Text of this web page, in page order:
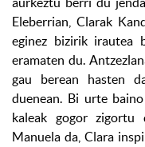
Eleberrian, Clarak
eginez bizirik irautea
eramaten du.
gau berean hasten
duenean. Bi urte
kaleak gogor zigortu
Manuela da, Clara